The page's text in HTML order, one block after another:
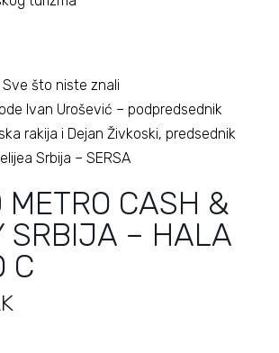
što niste znali
Ivan Urošević – podpredsednik
rakija i Dejan Živkoski, predsednik
Srbija – SERSA
METRO CASH &
SRBIJA – HALA
C